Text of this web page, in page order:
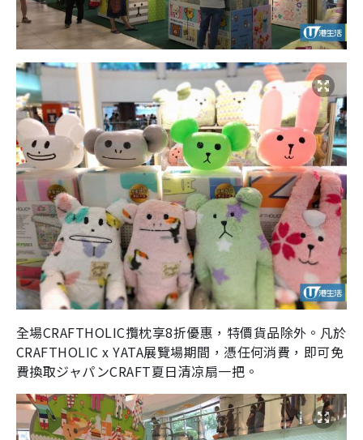
全場CRAFTHOLIC攬枕享8折優惠，特價貨品除外。凡於
CRAFTHOLIC x YATA展覽場期間，憑任何消費，即可免
費換取ジャパンCRAFT夏日清凉扇一把。